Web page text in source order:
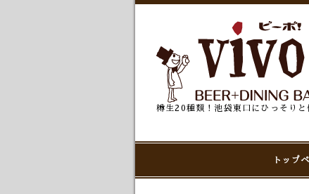
樽生20種類！池袋東口にひっそりと
トップ